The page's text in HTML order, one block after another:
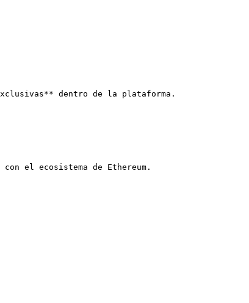
dentro de la plataforma.
el ecosistema de Ethereum.